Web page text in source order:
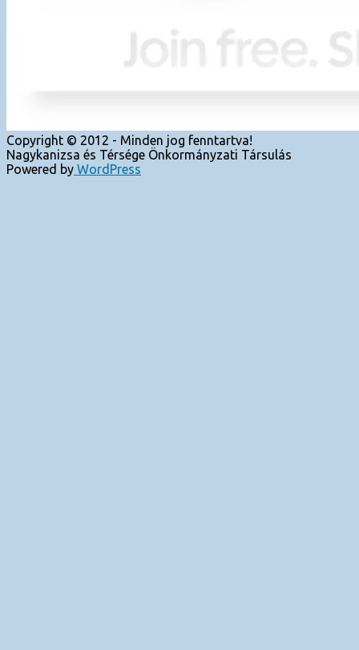
Copyright © 2012 - Minden jog fenntartva!
Nagykanizsa és Térsége Önkormányzati Társulás
Powered by WordPress